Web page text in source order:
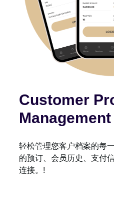
Customer
Management
轻松管理您客户档案的每
的预订、会员历史、支付
连接。!